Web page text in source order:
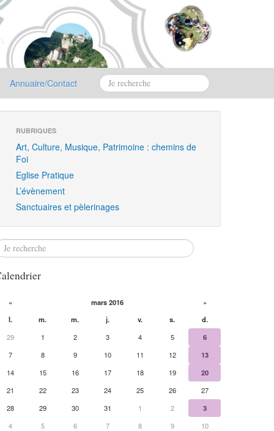
Annuaire/Contact
RUBRIQUES
Art, Culture, Musique, Patrimoine : chemins de
Foi
Eglise Pratique
L’évènement
Sanctuaires et pèlerinages
« mars 2016
»
l.
m. m. j. v. s.
d.
29
1 2 3 4 5
6
7
8 9 10 11 12
13
14
15 16 17 18 19
20
21
22 23 24 25 26
27
28
29 30 31 1 2
3
4
5 6 7 8 9 10